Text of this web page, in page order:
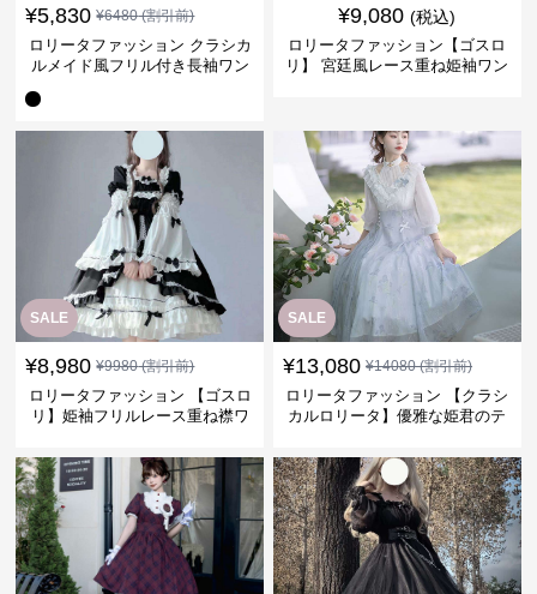
¥5,830 ¥6480(割引前)
ロリータファッション クラシカ
ルメイド風フリル付き長袖ワン
¥9,080 (税込)
ロリータファッション【ゴスロ
リ】 宮廷風レース重ね姫袖ワン
SALE
¥8,980 ¥9980(割引前)
ロリータファッション 【ゴスロ
リ】姫袖フリルレース重ね襟ワ
SALE
¥13,080 ¥14080(割引前)
ロリータファッション 【クラシ
カルロリータ】優雅な姫君のテ